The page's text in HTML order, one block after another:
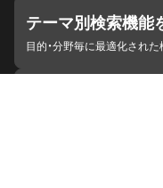
テーマ別検索機能
目的・分野毎に最適化された